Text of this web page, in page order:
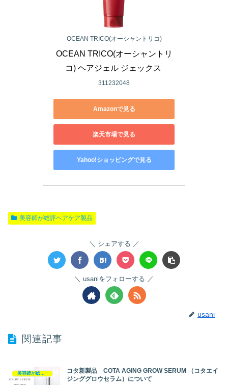
OCEAN TRICO(オーシャントリコ)
OCEAN TRICO(オーシャントリ
コ) ヘアジェル ジェックス
311232048
Amazonで見る
楽天市場で見る
Yahoo!ショッピングで見る
美容師が総評ヘアケア製品
シェアする
usaniをフォローする
usani
関連記事
美容師が総評ヘアケア製品
コタ新製品 COTA AGiNG GROW SERUM （コタエイ
ジンググロウセラム）について